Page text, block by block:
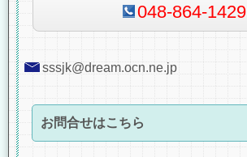
048-864-1429
sssjk@dream.ocn.ne.jp
お問合せはこちら